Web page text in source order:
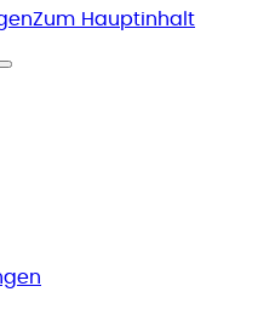
Zum Hauptinhalt